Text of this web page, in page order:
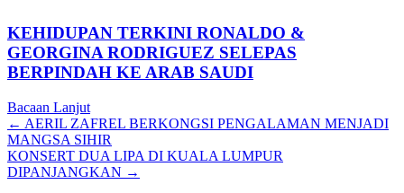
KEHIDUPAN TERKINI RONALDO &
GEORGINA RODRIGUEZ SELEPAS
BERPINDAH KE ARAB SAUDI
Bacaan Lanjut
Posts
navigation
← AERIL ZAFREL BERKONGSI PENGALAMAN MENJADI
MANGSA SIHIR
KONSERT DUA LIPA DI KUALA LUMPUR
DIPANJANGKAN →